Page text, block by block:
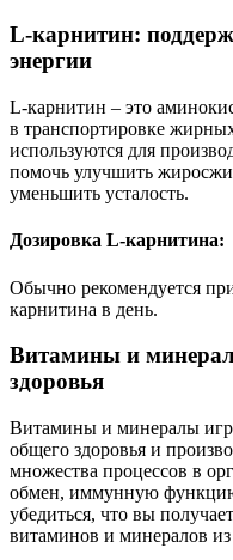
L-карнитин:
энергии
L-карнитин – это
в транспортировке
используются для
помочь улучшить
уменьшить усталость.
Дозировка L-карнитина:
Обычно рекомендуется
карнитина в день.
Витамины и
здоровья
Витамины и минералы
общего здоровья и
множества процессов в
обмен, иммунную
убедиться, что вы
витаминов и минералов